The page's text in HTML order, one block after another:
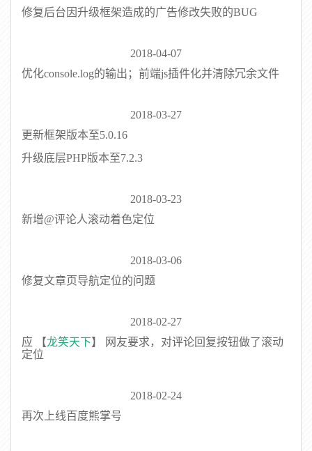
修复后台因升级框架造成的广告修改失败的BUG
2018-04-07
优化console.log的输出；前端js插件化并清除冗余文件
2018-03-27
更新框架版本至5.0.16
升级底层PHP版本至7.2.3
2018-03-23
新增@评论人滚动着色定位
2018-03-06
修复文章页导航定位的问题
2018-02-27
应 【龙笑天下】 网友要求，对评论回复按钮做了滚动
定位
2018-02-24
再次上线百度熊掌号